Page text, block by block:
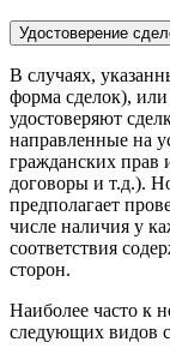
Удостоверение
В случаях,
форма сделок),
удостоверяют
направленные на
гражданских прав
договоры и т.д.).
предполагает
числе наличия у
соответствия
сторон.
Наиболее часто к
следующих видов